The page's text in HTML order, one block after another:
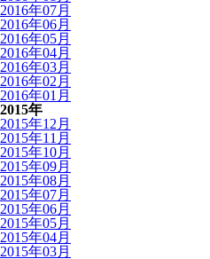
2016年07月
2016年06月
2016年05月
2016年04月
2016年03月
2016年02月
2016年01月
2015年
2015年12月
2015年11月
2015年10月
2015年09月
2015年08月
2015年07月
2015年06月
2015年05月
2015年04月
2015年03月